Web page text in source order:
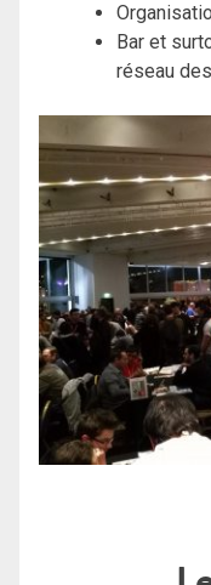
Bar et
réseau